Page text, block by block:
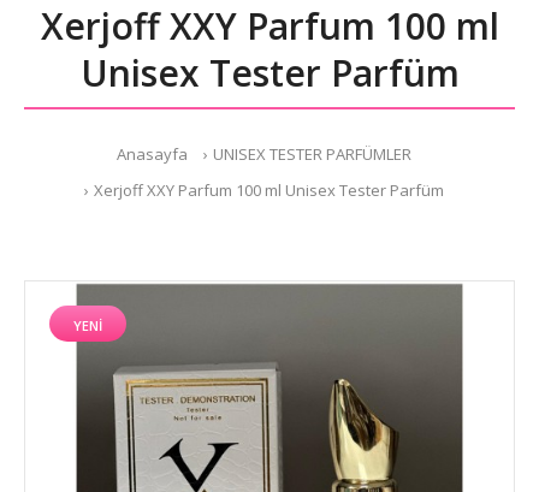
Xerjoff XXY Parfum 100 ml
Unisex Tester Parfüm
Anasayfa
UNISEX TESTER PARFÜMLER
Xerjoff XXY Parfum 100 ml Unisex Tester Parfüm
YENI